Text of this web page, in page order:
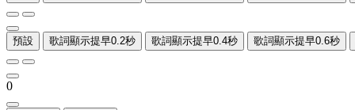
預設 歌詞顯示提早0.2秒 歌詞顯示提早0.4秒 歌詞顯示提早0.6秒
0